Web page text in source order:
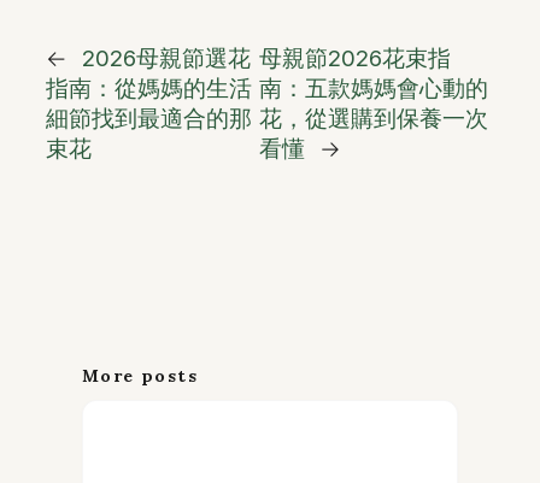
←
2026母親節選花
指南：從媽媽的生活
細節找到最適合的那
束花
母親節2026花束指
南：五款媽媽會心動的
花，從選購到保養一次
看懂
→
More posts